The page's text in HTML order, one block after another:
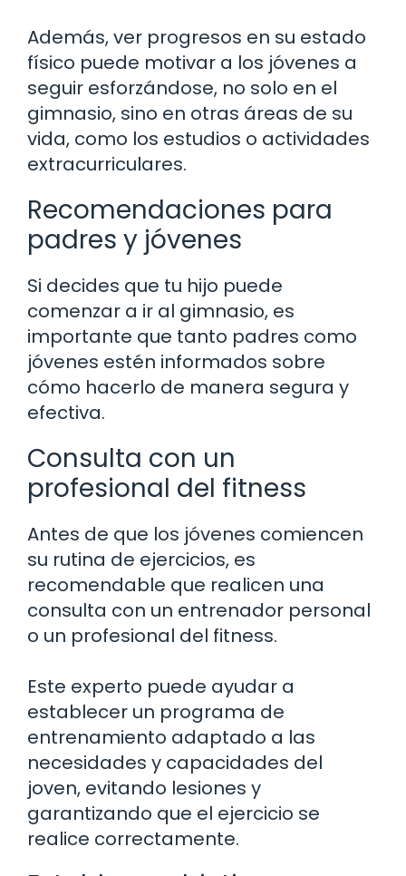
Además, ver progresos en su estado
físico puede motivar a los jóvenes a
seguir esforzándose, no solo en el
gimnasio, sino en otras áreas de su
vida, como los estudios o actividades
extracurriculares.
Recomendaciones para
padres y jóvenes
Si decides que tu hijo puede
comenzar a ir al gimnasio, es
importante que tanto padres como
jóvenes estén informados sobre
cómo hacerlo de manera segura y
efectiva.
Consulta con un
profesional del fitness
Antes de que los jóvenes comiencen
su rutina de ejercicios, es
recomendable que realicen una
consulta con un entrenador personal
o un profesional del fitness.
Este experto puede ayudar a
establecer un programa de
entrenamiento adaptado a las
necesidades y capacidades del
joven, evitando lesiones y
garantizando que el ejercicio se
realice correctamente.